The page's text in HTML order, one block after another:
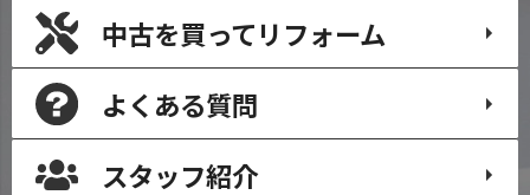
中古を買ってリフォーム
よくある質問
スタッフ紹介